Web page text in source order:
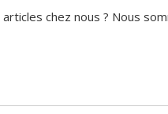
chez nous ? Nous